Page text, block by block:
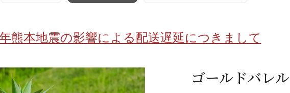
熊本地震の影響による配送遅延につきまして
ゴールドバレル